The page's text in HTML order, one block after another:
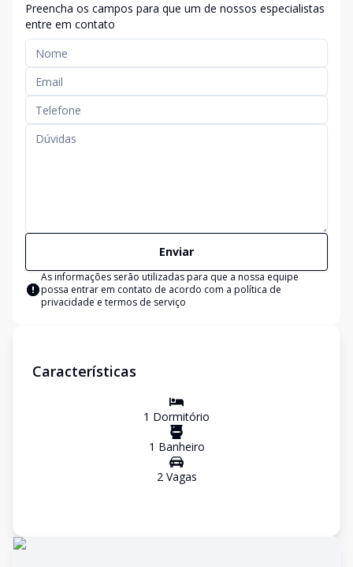
Preencha os campos para que um de nossos especialistas
entre em contato
Enviar
As informações serão utilizadas para que a nossa equipe
possa entrar em contato de acordo com a política de
privacidade e termos de serviço
Características
1 Dormitório
1 Banheiro
2Vagas